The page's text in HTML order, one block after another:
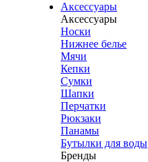
Аксессуары
Аксессуары
Носки
Нижнее белье
Мячи
Кепки
Сумки
Шапки
Перчатки
Рюкзаки
Панамы
Бутылки для воды
Бренды